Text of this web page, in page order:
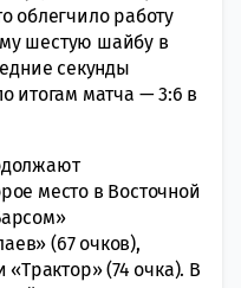
облегчило работу
шестую шайбу в
секунды
итогам матча — 3:6 в
место в Восточной
(67 очков),
(74 очка). В